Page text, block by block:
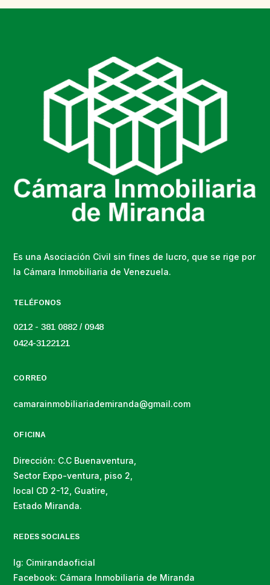
Es una Asociación Civil sin fines de lucro, que se rige por
la Cámara Inmobiliaria de Venezuela.
TELÉFONOS
0212 - 381 0882 / 0948
0424-3122121
CORREO
camarainmobiliariademiranda@gmail.com
OFICINA
Dirección: C.C Buenaventura,
Sector Expo-ventura, piso 2,
local CD 2-12, Guatire,
Estado Miranda.
REDES SOCIALES
Ig: Cimirandaoficial
Facebook: Cámara Inmobiliaria de Miranda